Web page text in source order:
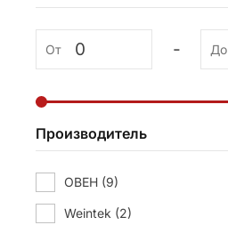
От - До
Производитель
ОВЕН (9)
Weintek (2)